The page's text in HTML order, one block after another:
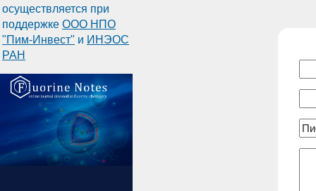
осуществляется при
поддержке ООО НПО
"Пим-Инвест" и ИНЭОС
РАН